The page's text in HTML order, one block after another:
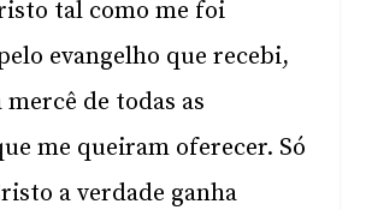
tal como me foi
evangelho que recebi,
de todas as
me queiram oferecer. Só
a verdade ganha